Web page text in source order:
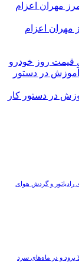
مهران اعزام
قیمت روز خودرو
در دستور کار
رادیاتور و گردش هوای
برود و در ماه‌های سرد